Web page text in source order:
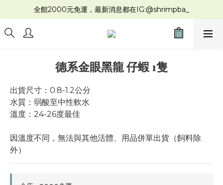
全館2000元免運，最新消息都在IG:@shrimpba_
德系金眼黑龍 仔蝦 1隻
出貨尺寸：0.8-1.2公分
水質：弱酸至中性軟水
溫度：24-26度最佳
因溫度不同，無法與其他活體、用品併單出貨（飼料除
外）